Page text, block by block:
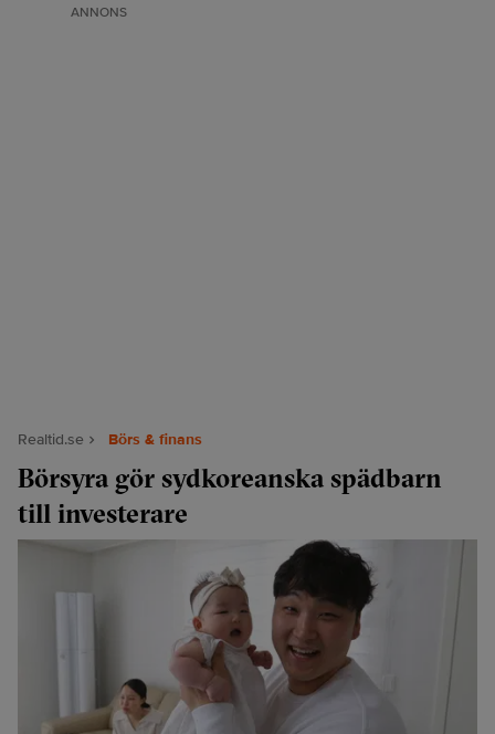
ANNONS
Realtid.se Börs & finans
Börsyra gör sydkoreanska spädbarn
till investerare